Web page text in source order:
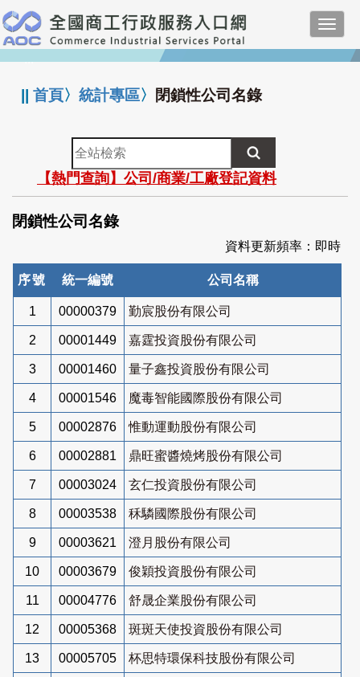
跳
到
主
要
:::
||首頁〉統計專區〉 閉鎖性公司名錄
全
站
檢
索
【熱門查詢】公司/商業/工廠登記資料
閉鎖性公司名錄
資料更新頻率：即時
序號 統一編號 公司名稱
1 00000379 勤宸股份有限公司
2 00001449 嘉霆投資股份有限公司
3 00001460 量子鑫投資股份有限公司
4 00001546 魔毒智能國際股份有限公司
5 00002876 惟動運動股份有限公司
6 00002881 鼎旺蜜醬燒烤股份有限公司
7 00003024 玄仁投資股份有限公司
8 00003538 秝驎國際股份有限公司
9 00003621 澄月股份有限公司
10 00003679 俊穎投資股份有限公司
11 00004776 舒晟企業股份有限公司
12 00005368 斑斑天使投資股份有限公司
13 00005705 杯思特環保科技股份有限公司